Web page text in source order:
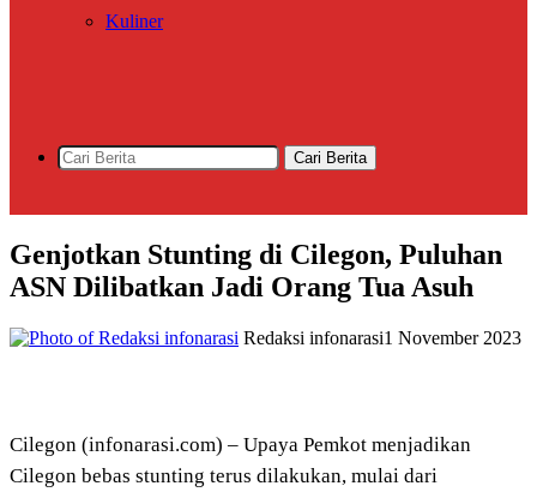
Kuliner
Cari Berita
Genjotkan Stunting di Cilegon, Puluhan
ASN Dilibatkan Jadi Orang Tua Asuh
Redaksi infonarasi1 November 2023
Cilegon (infonarasi.com) – Upaya Pemkot menjadikan
Cilegon bebas stunting terus dilakukan, mulai dari